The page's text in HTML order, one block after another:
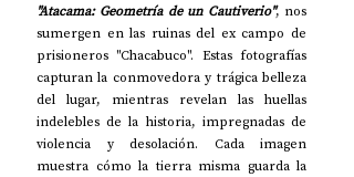
"Atacama: Geometría de un Cautiverio", nos
sumergen en las ruinas del ex campo de
prisioneros "Chacabuco". Estas fotografías
capturan la conmovedora y trágica belleza
del lugar, mientras revelan las huellas
indelebles de la historia, impregnadas de
violencia y desolación. Cada imagen
muestra cómo la tierra misma guarda la